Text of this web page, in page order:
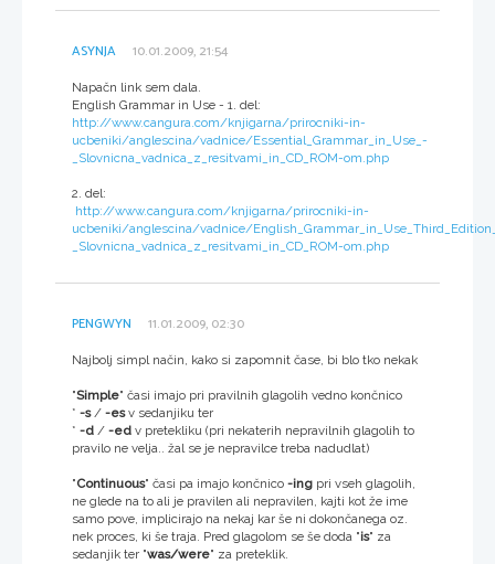
ASYNJA 10.01.2009, 21:54
Napačn link sem dala.
English Grammar in Use - 1. del:
http://www.cangura.com/knjigarna/prirocniki-in-
ucbeniki/anglescina/vadnice/Essential_Grammar_in_Use_-
_Slovnicna_vadnica_z_resitvami_in_CD_ROM-om.php
2. del:
http://www.cangura.com/knjigarna/prirocniki-in-
ucbeniki/anglescina/vadnice/
_Slovnicna_vadnica_z_resitvami_in_CD_ROM-om.php
PENGWYN 11.01.2009, 02:30
Najbolj simpl način, kako si zapomnit čase, bi blo tko nekak
"Simple" časi imajo pri pravilnih glagolih vedno končnico
* -s/ -esv sedanjiku ter
* -d / -ed v pretekliku (pri nekaterih nepravilnih glagolih to
pravilo ne velja.. žal se je nepravilce treba nadudlat)
"Continuous" časi pa imajo končnico -ing pri vseh glagolih,
ne glede na to ali je pravilen ali nepravilen, kajti kot že ime
samo pove, implicirajo na nekaj kar še ni dokončanega oz.
nek proces, ki še traja. Pred glagolom se še doda "is" za
sedanjik ter "was/were" za preteklik.